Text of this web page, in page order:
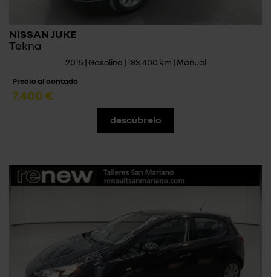
NISSAN JUKE
Tekna
2015 | Gasolina | 183.400 km | Manual
Precio al contado
7.400 €
descúbrelo